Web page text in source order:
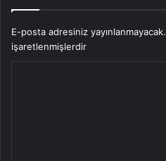
E-posta adresiniz yayınlanmayacak.
işaretlenmişlerdir